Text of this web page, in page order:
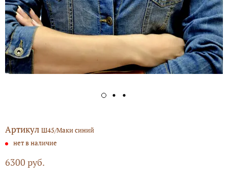
Артикул Ш45/Маки синий
нет в наличие
6300 руб.